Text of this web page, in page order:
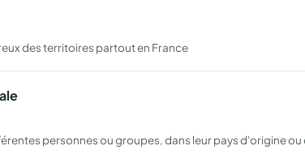
des territoires partout en France
personnes ou groupes, dans leur pays d'origine